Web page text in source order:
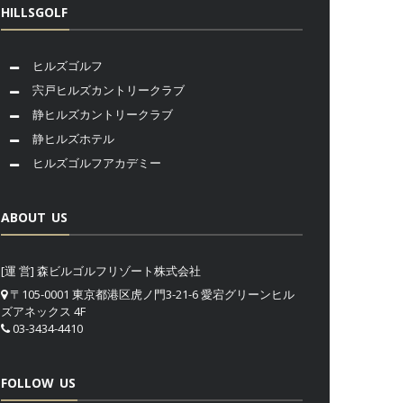
HILLSGOLF
ヒルズゴルフ
宍戸ヒルズカントリークラブ
静ヒルズカントリークラブ
静ヒルズホテル
ヒルズゴルフアカデミー
ABOUT US
[運 営] 森ビルゴルフリゾート株式会社
〒105-0001 東京都港区虎ノ門3-21-6 愛宕グリーンヒル
ズアネックス 4F
03-3434-4410
FOLLOW US